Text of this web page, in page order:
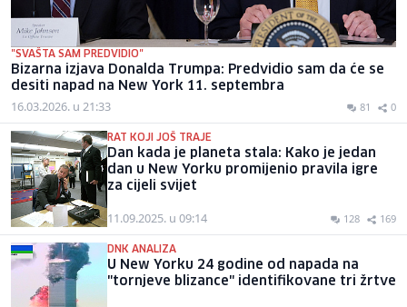
"SVAŠTA SAM PREDVIDIO"
Bizarna izjava Donalda Trumpa: Predvidio sam da će se
desiti napad na New York 11. septembra
16.03.2026. u 21:33 81 0
RAT KOJI JOŠ TRAJE
Dan kada je planeta stala: Kako je jedan
dan u New Yorku promijenio pravila igre
za cijeli svijet
11.09.2025. u 09:14 128 169
DNK ANALIZA
U New Yorku 24 godine od napada na
"tornjeve blizance" identifikovane tri žrtve